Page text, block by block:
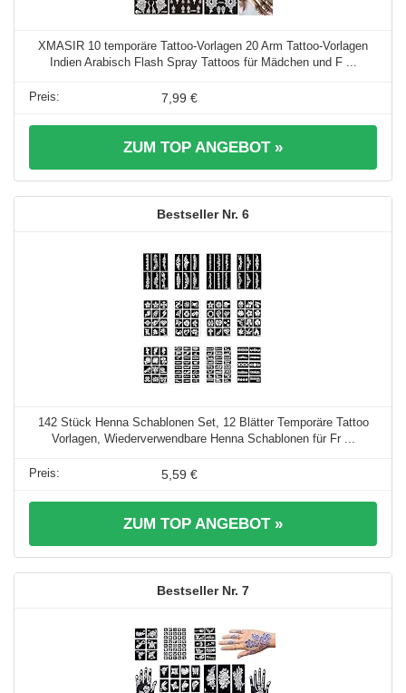
XMASIR 10 temporäre Tattoo-Vorlagen 20 Arm Tattoo-Vorlagen
Indien Arabisch Flash Spray Tattoos für Mädchen und F ...
7,99 €
ZUM TOP ANGEBOT »
6
142 Stück Henna Schablonen Set, 12 Blätter Temporäre Tattoo
Vorlagen, Wiederverwendbare Henna Schablonen für Fr ...
5,59 €
ZUM TOP ANGEBOT »
7